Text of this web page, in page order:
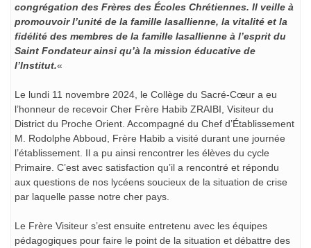
congrégation des Frères des Écoles Chrétiennes. Il veille à
promouvoir l’unité de la famille lasallienne, la vitalité et la
fidélité des membres de la famille lasallienne à l’esprit du
Saint Fondateur ainsi qu’à la mission éducative de
l’Institut.«
Le lundi 11 novembre 2024, le Collège du Sacré-Cœur a eu
l’honneur de recevoir Cher Frère Habib ZRAIBI, Visiteur du
District du Proche Orient. Accompagné du Chef d’Établissement
M. Rodolphe Abboud, Frère Habib a visité durant une journée
l’établissement. Il a pu ainsi rencontrer les élèves du cycle
Primaire. C’est avec satisfaction qu’il a rencontré et répondu
aux questions de nos lycéens soucieux de la situation de crise
par laquelle passe notre cher pays.
Le Frère Visiteur s’est ensuite entretenu avec les équipes
pédagogiques pour faire le point de la situation et débattre des